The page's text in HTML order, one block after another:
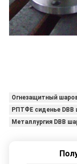
Огнезащитный
РПТФЕ сиденье DBB
Металлургия DBB